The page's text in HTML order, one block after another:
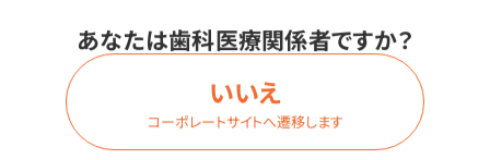
あなたは歯科医療関係者ですか？
いいえ
コーポレートサイトへ遷移します
●日本製
※18kg入も10kg入も同様に1袋に入っています。
※一般的名称：歯科用焼石こう 届出番号：
15B1X10001300003